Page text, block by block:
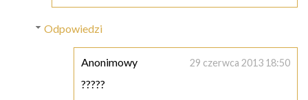
Odpowiedzi
Anonimowy 29 czerwca 2013 18:50
?????